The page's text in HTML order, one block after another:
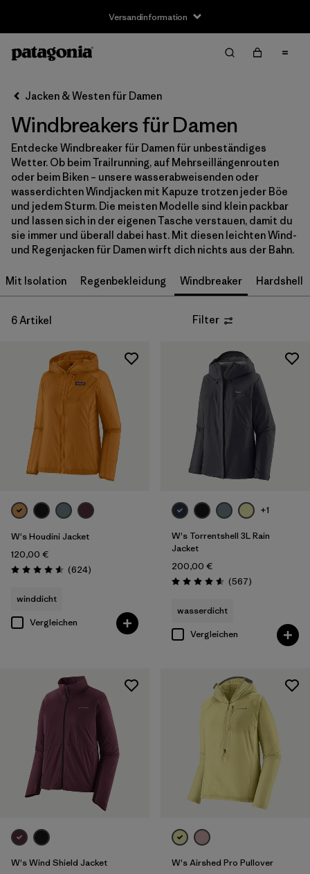
Versandinformation
Filter by
Größe
S (6)
M (6)
L (5)
XL (5)
XXL (2)
Filter by
Passform
Filter by
Farbe
Filter by
Preis
Filter by
Eigenschaften
Filter by
Material
Jacken & Westen für Damen
Windbreakers für Damen
Entdecke Windbreaker für Damen für unbeständiges
Wetter. Ob beim Trailrunning, auf Mehrseillängenrouten
oder beim Biken – unsere wasserabweisenden oder
wasserdichten Windjacken mit Kapuze trotzen jeder Böe
und jedem Sturm. Die meisten Modelle sind klein packbar
und lassen sich in der eigenen Tasche verstauen, damit du
sie immer und überall dabei hast. Mit diesen leichten Wind-
und Regenjacken für Damen wirft dich nichts aus der Bahn.
Mit Isolation Regenbekleidung Windbreaker Hardshell
6 Artikel Filter
W's Houdini Jacket
120,00 €
Bewertung: 4.6 / 5
(624Rezensionen
)
winddicht
Vergleichen
+1
W's Torrentshell 3L Rain
Jacket
200,00 €
Bewertung: 4.6 / 5
(567Rezensionen
)
wasserdicht
Vergleichen
W's Wind Shield Jacket
W's Airshed Pro Pullover